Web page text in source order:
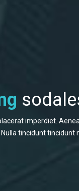
imperdiet.
tincidunt tincidunt